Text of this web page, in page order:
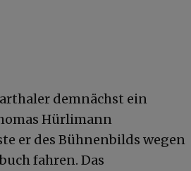
demnächst ein
Hürlimann
er des Bühnenbilds wegen
fahren. Das